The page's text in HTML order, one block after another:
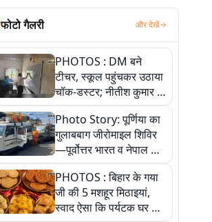
फोटो गैलरी और देखें
PHOTOS : DM बने
टीचर, स्कूल पहुंचकर उठाया
चॉक-डस्टर; नीतीश कुमार के
इस चहेते अधिकारी को
जानिए
Photo Story: पूर्णिया का
गुलाबबाग जीरोमाइल शिविर
—पूर्वोत्तर भारत व नेपाल के
कांवरियों का प्रमुख सेवा धाम
PHOTOS : बिहार के गया
जी की 5 मशहूर मिठाइयां,
स्वाद ऐसा कि पर्यटक घर ले